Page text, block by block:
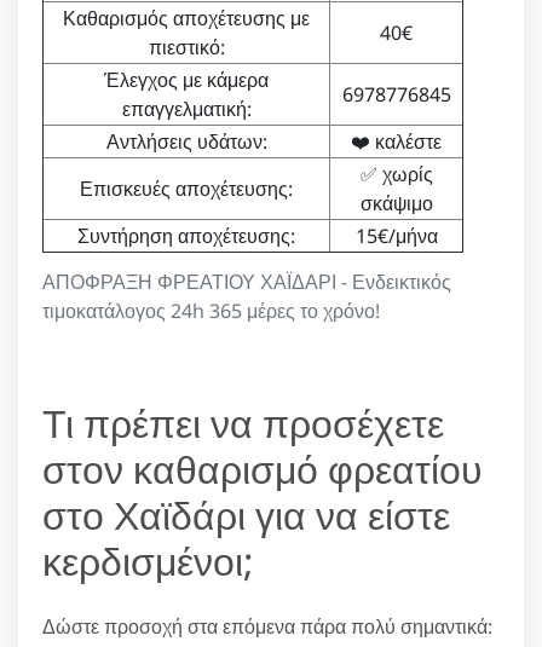
ΑΠΟΦΡΑΞΗ ΦΡΕΑΤΙΟΥ ΧΑΪΔΑΡΙ - Ενδεικτικός
τιμοκατάλογος 24h 365 μέρες το χρόνο!
Καθαρισμός αποχέτευσης με
πιεστικό:
40€
Έλεγχος με κάμερα
επαγγελματική:
6978776845
Αντλήσεις υδάτων:
❤️ καλέστε
Επισκευές αποχέτευσης:
✅ χωρίς
σκάψιμο
Συντήρηση αποχέτευσης:
15€/μήνα
Τι πρέπει να προσέχετε
στον καθαρισμό φρεατίου
στο Χαϊδάρι για να είστε
κερδισμένοι;
Δώστε προσοχή στα επόμενα πάρα πολύ σημαντικά: